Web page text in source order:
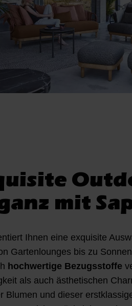
mit
Ihnen eine exquisite
Gartenlounges bis zu
hochwertige Bezugsstoffe
als auch ästhetischen
Blumen und dieser